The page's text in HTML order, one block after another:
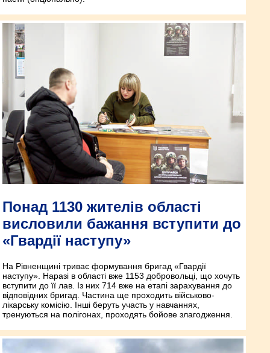
Понад 1130 жителів області
висловили бажання вступити до
«Гвардії наступу»
На Рівненщині триває формування бригад «Гвардії
наступу». Наразі в області вже 1153 добровольці, що хочуть
вступити до її лав. Із них 714 вже на етапі зарахування до
відповідних бригад. Частина ще проходить військово-
лікарську комісію. Інші беруть участь у навчаннях,
тренуються на полігонах, проходять бойове злагодження.